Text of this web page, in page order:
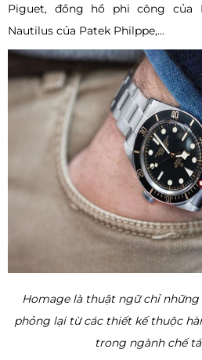
Piguet, đồng hồ phi công của
Nautilus của Patek Philppe,...
Homage là thuật ngữ chỉ
phỏng lại từ các thiết kế thuộc
trong ngành chế